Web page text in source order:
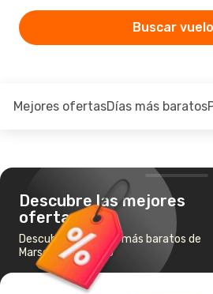
Buscar
Mejores ofertasDías más baratos
Descubre las mejores
ofertas
Descubre los vuelos más baratos de
Marsella a Palermo